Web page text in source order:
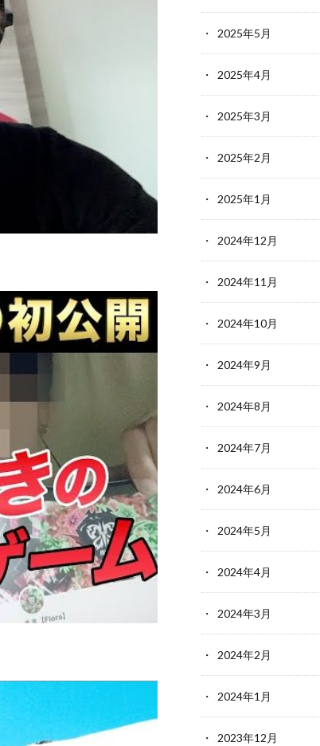
2025年5月
2025年4月
2025年3月
2025年2月
2025年1月
2024年12月
2024年11月
2024年10月
2024年9月
2024年8月
2024年7月
2024年6月
2024年5月
2024年4月
2024年3月
2024年2月
2024年1月
2023年12月